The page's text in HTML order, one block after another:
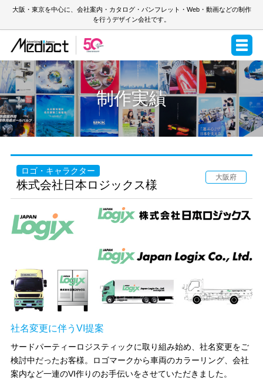
大阪・東京を中心に、会社案内・カタログ・パンフレット・Web・動画などの制作
を行うデザイン会社です。
制作実績
ロゴ・キャラクター
株式会社日本ロジックス様
大阪府
社名変更に伴うVI提案
サードパーティーロジスティックに取り組み始め、社名変更をご
検討中だったお客様。ロゴマークから車両のカラーリング、会社
案内など一連のVI作りのお手伝いをさせていただきました。